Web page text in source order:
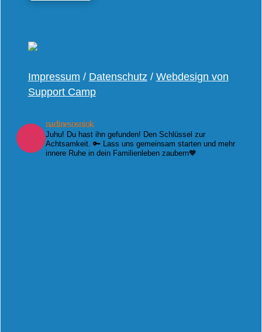
Impressum / Datenschutz / Webdesign von
Support Camp
nadinesosniok
Juhu! Du hast ihn gefunden! Den Schlüssel zur
Achtsamkeit. 🔑 Lass uns gemeinsam starten und mehr
innere Ruhe in dein Familienleben zaubern🧡